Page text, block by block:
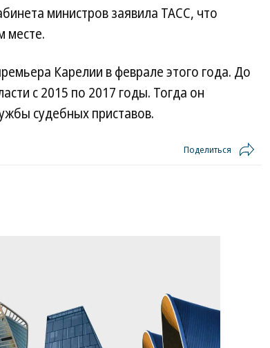
министров заявила ТАСС, что
месте.
Карелии в феврале этого года. До
с 2015 по 2017 годы. Тогда он
судебных приставов.
Поделиться